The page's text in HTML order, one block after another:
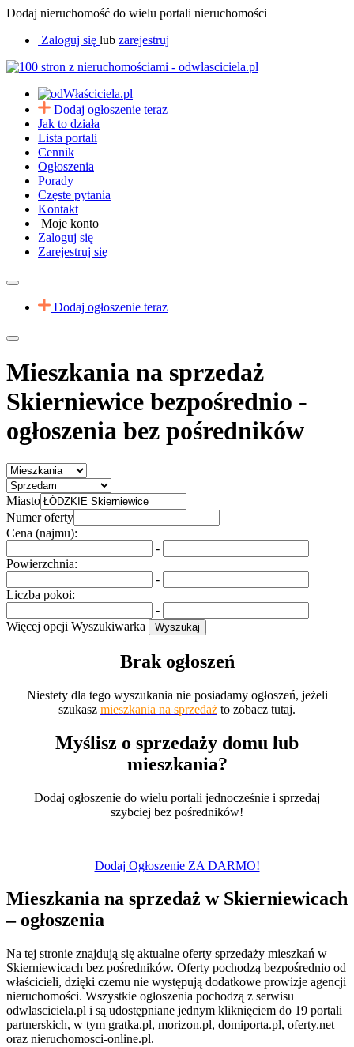
Dodaj nieruchomość do wielu portali nieruchomości
Zaloguj się lub zarejestruj
Dodaj ogłoszenie teraz
Jak to działa
Lista portali
Cennik
Ogłoszenia
Porady
Częste pytania
Kontakt
Moje konto
Zaloguj się
Zarejestruj się
Dodaj ogłoszenie teraz
Mieszkania na sprzedaż
Skierniewice bezpośrednio -
ogłoszenia bez pośredników
Miasto
Numer oferty
Cena (najmu):
-
Powierzchnia:
-
Liczba pokoi:
-
Więcej opcji Wyszukiwarka Wyszukaj
Brak ogłoszeń
Niestety dla tego wyszukania nie posiadamy ogłoszeń, jeżeli
szukasz mieszkania na sprzedaż to zobacz tutaj.
Myślisz o sprzedaży domu lub
mieszkania?
Dodaj ogłoszenie do wielu portali jednocześnie i sprzedaj
szybciej bez pośredników!
Dodaj Ogłoszenie ZA DARMO!
Mieszkania na sprzedaż w Skierniewicach
– ogłoszenia
Na tej stronie znajdują się aktualne oferty sprzedaży mieszkań w
Skierniewicach bez pośredników. Oferty pochodzą bezpośrednio od
właścicieli, dzięki czemu nie występują dodatkowe prowizje agencji
nieruchomości. Wszystkie ogłoszenia pochodzą z serwisu
odwlasciciela.pl i są udostępniane jednym kliknięciem do 19 portali
partnerskich, w tym gratka.pl, morizon.pl, domiporta.pl, oferty.net
oraz nieruchomosci-online.pl.